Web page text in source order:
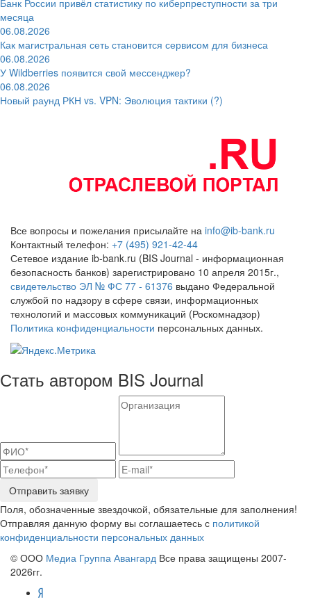
месяца
06.08.2026
Как магистральная сеть становится сервисом для бизнеса
06.08.2026
У Wildberries появится свой мессенджер?
06.08.2026
Новый раунд РКН vs. VPN: Эволюция тактики (?)
Все вопросы и пожелания присылайте на info@ib-bank.ru
Контактный телефон: +7 (495) 921-42-44
Сетевое издание ib-bank.ru (BIS Journal - информационная
безопасность банков) зарегистрировано 10 апреля 2015г.,
свидетельство ЭЛ № ФС 77 - 61376 выдано Федеральной
службой по надзору в сфере связи, информационных
технологий и массовых коммуникаций (Роскомнадзор)
Политика конфиденциальности персональных данных.
Стать автором BIS Journal
Отправить заявку
Поля, обозначенные звездочкой, обязательные для заполнения!
Отправляя данную форму вы соглашаетесь с политикой
конфиденциальности персональных данных
© ООО Медиа Группа Авангард Все права защищены 2007-
2026гг.